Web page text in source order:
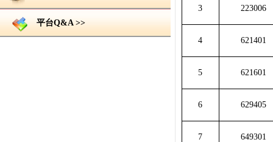
平台Q&A >>
3 223006
4 621401
5 621601
6 629405
7 649301